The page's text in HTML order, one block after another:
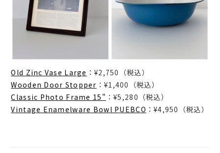
Old Zinc Vase Large ：¥2,750（税込）
Wooden Door Stopper ：¥1,400（税込）
Classic Photo Frame 15" ：¥5,280（税込）
Vintage Enamelware Bowl PUEBCO ：¥4,950（税込）